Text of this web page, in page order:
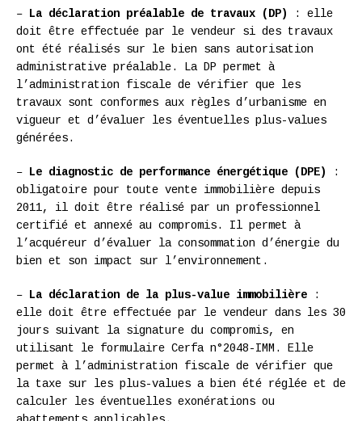
– La déclaration préalable de travaux (DP)
: elle
doit être effectuée par le vendeur si des travaux
ont été réalisés sur le bien sans autorisation
administrative préalable. La DP permet à
l’administration fiscale de vérifier que les
travaux sont conformes aux règles d’urbanisme en
vigueur et d’évaluer les éventuelles plus-values
générées.
– Le diagnostic de performance énergétique (DPE)
:
obligatoire pour toute vente immobilière depuis
2011, il doit être réalisé par un professionnel
certifié et annexé au compromis. Il permet à
l’acquéreur d’évaluer la consommation d’énergie du
bien et son impact sur l’environnement.
– La déclaration de la plus-value immobilière :
elle doit être effectuée par le vendeur dans les 30
jours suivant la signature du compromis, en
utilisant le formulaire Cerfa n°2048-IMM. Elle
permet à l’administration fiscale de vérifier que
la taxe sur les plus-values a bien été réglée et de
calculer les éventuelles exonérations ou